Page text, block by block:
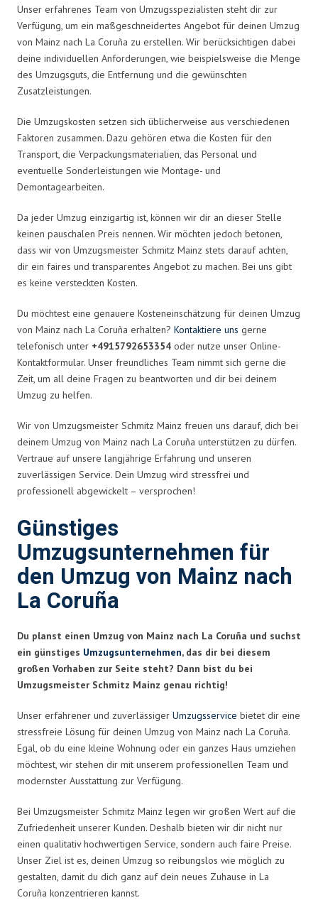
Unser erfahrenes Team von Umzugsspezialisten steht dir zur
Verfügung, um ein maßgeschneidertes Angebot für deinen Umzug
von Mainz nach La Coruña zu erstellen. Wir berücksichtigen dabei
deine individuellen Anforderungen, wie beispielsweise die Menge
des Umzugsguts, die Entfernung und die gewünschten
Zusatzleistungen.
Die Umzugskosten setzen sich üblicherweise aus verschiedenen
Faktoren zusammen. Dazu gehören etwa die Kosten für den
Transport, die Verpackungsmaterialien, das Personal und
eventuelle Sonderleistungen wie Montage- und
Demontagearbeiten.
Da jeder Umzug einzigartig ist, können wir dir an dieser Stelle
keinen pauschalen Preis nennen. Wir möchten jedoch betonen,
dass wir von Umzugsmeister Schmitz Mainz stets darauf achten,
dir ein faires und transparentes Angebot zu machen. Bei uns gibt
es keine versteckten Kosten.
Du möchtest eine genauere Kosteneinschätzung für deinen Umzug
von Mainz nach La Coruña erhalten? Kontaktiere uns gerne
telefonisch unter +4915792653354 oder nutze unser Online-
Kontaktformular. Unser freundliches Team nimmt sich gerne die
Zeit, um all deine Fragen zu beantworten und dir bei deinem
Umzug zu helfen.
Wir von Umzugsmeister Schmitz Mainz freuen uns darauf, dich bei
deinem Umzug von Mainz nach La Coruña unterstützen zu dürfen.
Vertraue auf unsere langjährige Erfahrung und unseren
zuverlässigen Service. Dein Umzug wird stressfrei und
professionell abgewickelt – versprochen!
Günstiges
Umzugsunternehmen für
den Umzug von Mainz nach
La Coruña
Du planst einen Umzug von Mainz nach La Coruña und suchst
ein günstiges Umzugsunternehmen, das dir bei diesem
großen Vorhaben zur Seite steht? Dann bist du bei
Umzugsmeister Schmitz Mainz genau richtig!
Unser erfahrener und zuverlässiger Umzugsservice bietet dir eine
stressfreie Lösung für deinen Umzug von Mainz nach La Coruña.
Egal, ob du eine kleine Wohnung oder ein ganzes Haus umziehen
möchtest, wir stehen dir mit unserem professionellen Team und
modernster Ausstattung zur Verfügung.
Bei Umzugsmeister Schmitz Mainz legen wir großen Wert auf die
Zufriedenheit unserer Kunden. Deshalb bieten wir dir nicht nur
einen qualitativ hochwertigen Service, sondern auch faire Preise.
Unser Ziel ist es, deinen Umzug so reibungslos wie möglich zu
gestalten, damit du dich ganz auf dein neues Zuhause in La
Coruña konzentrieren kannst.